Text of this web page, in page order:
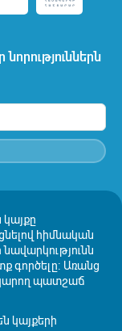
կայքը
հիմնական
նավարկությունն
գործելը։ Առանց
կարող պատշաճ
կայքերի
հայերեն և
այլ կայքերում
և